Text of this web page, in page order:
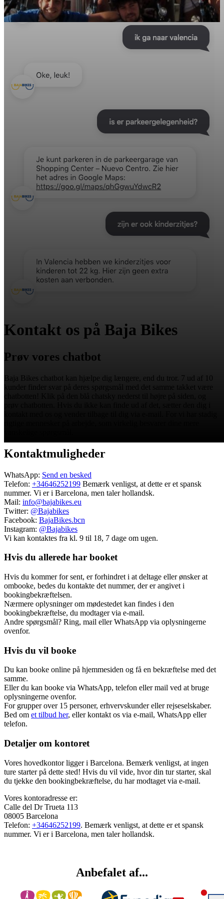
Kontakt os på Baja Bikes
Prøv vores chatbot
Baja Bikes chatbot kan hjælpe dig længere, end du tror. 7 ud af 10
kunder finder svar på deres spørgsmål med det samme takket være
Kontaktmuligheder
WhatsApp: Send en besked
Telefon: +34646252199 Bemærk venligst, at dette er et spansk
nummer. Vi er i Barcelona, men taler hollandsk.
Mail: info@bajabikes.eu
Twitter: @Bajabikes
Facebook: BajaBikes.bcn
Instagram: @Bajabikes
Vi kan kontaktes fra kl. 9 til 18, 7 dage om ugen.
Hvis du allerede har booket
Hvis du kommer for sent, er forhindret i at deltage eller ønsker at
ombooke, bedes du kontakte det nummer, der er angivet i
bookingbekræftelsen.
Nærmere oplysninger om mødestedet kan findes i den
bookingbekræftelse, du modtager via e-mail.
Andre spørgsmål? Ring, mail eller WhatsApp via oplysningerne
ovenfor.
Hvis du vil booke
Du kan booke online på hjemmesiden og få en bekræftelse med det
samme.
Eller du kan booke via WhatsApp, telefon eller mail ved at bruge
oplysningerne ovenfor.
For grupper over 15 personer, erhvervskunder eller rejseselskaber.
Bed om et tilbud her, eller kontakt os via e-mail, WhatsApp eller
telefon.
Detaljer om kontoret
Vores hovedkontor ligger i Barcelona. Bemærk venligst, at ingen
ture starter på dette sted! Hvis du vil vide, hvor din tur starter, skal
du tjekke den bookingbekræftelse, du har modtaget via e-mail.
Vores kontoradresse er:
Calle del Dr Trueta 113
08005 Barcelona
Telefon: +34646252199. Bemærk venligst, at dette er et spansk
nummer. Vi er i Barcelona, men taler hollandsk.
Anbefalet af...